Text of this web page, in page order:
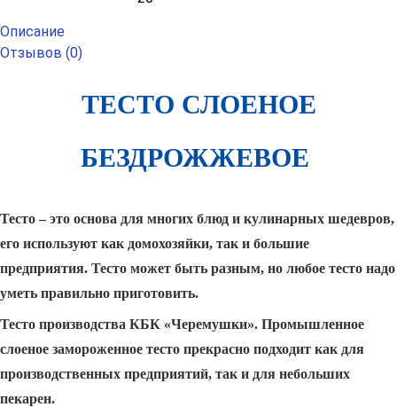
Описание
Отзывов (0)
ТЕСТО СЛОЕНОЕ
БЕЗДРОЖЖЕВОЕ
Тесто – это основа для многих блюд и кулинарных шедевров,
его используют как домохозяйки, так и большие
предприятия. Тесто может быть разным, но любое тесто надо
уметь правильно приготовить.
Тесто производства КБК «Черемушки». Промышленное
слоеное замороженное тесто прекрасно подходит как для
производственных предприятий, так и для небольших
пекарен.